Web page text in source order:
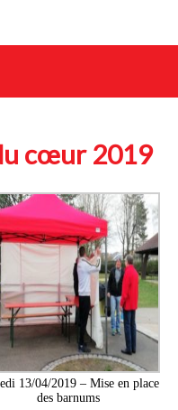
cœur 2019
13/04/2019 – Mise en place
des barnums